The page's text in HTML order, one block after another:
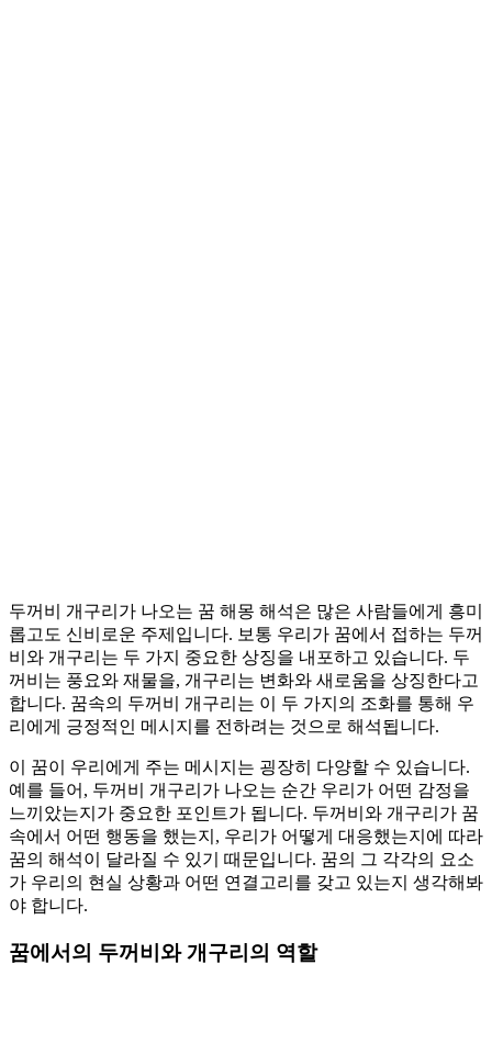
두꺼비 개구리가 나오는 꿈 해몽 해석은 많은 사람들에게 흥미
롭고도 신비로운 주제입니다. 보통 우리가 꿈에서 접하는 두꺼
비와 개구리는 두 가지 중요한 상징을 내포하고 있습니다. 두
꺼비는 풍요와 재물을, 개구리는 변화와 새로움을 상징한다고
합니다. 꿈속의 두꺼비 개구리는 이 두 가지의 조화를 통해 우
리에게 긍정적인 메시지를 전하려는 것으로 해석됩니다.
이 꿈이 우리에게 주는 메시지는 굉장히 다양할 수 있습니다.
예를 들어, 두꺼비 개구리가 나오는 순간 우리가 어떤 감정을
느끼았는지가 중요한 포인트가 됩니다. 두꺼비와 개구리가 꿈
속에서 어떤 행동을 했는지, 우리가 어떻게 대응했는지에 따라
꿈의 해석이 달라질 수 있기 때문입니다. 꿈의 그 각각의 요소
가 우리의 현실 상황과 어떤 연결고리를 갖고 있는지 생각해봐
야 합니다.
꿈에서의 두꺼비와 개구리의 역할